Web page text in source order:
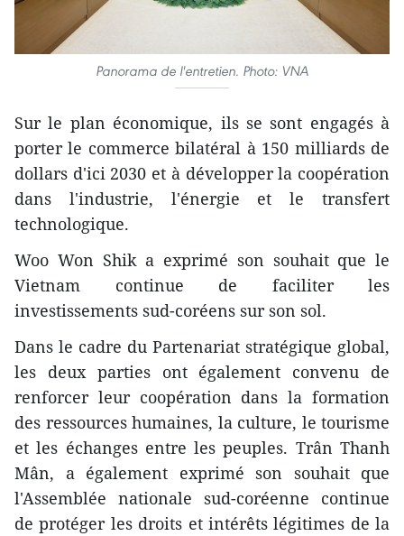
Panorama de l'entretien. Photo: VNA
Sur le plan économique, ils se sont engagés à
porter le commerce bilatéral à 150 milliards de
dollars d'ici 2030 et à développer la coopération
dans l'industrie, l'énergie et le transfert
technologique.
Woo Won Shik a exprimé son souhait que le
Vietnam continue de faciliter les
investissements sud-coréens sur son sol.
Dans le cadre du Partenariat stratégique global,
les deux parties ont également convenu de
renforcer leur coopération dans la formation
des ressources humaines, la culture, le tourisme
et les échanges entre les peuples. Trân Thanh
Mân, a également exprimé son souhait que
l'Assemblée nationale sud-coréenne continue
de protéger les droits et intérêts légitimes de la